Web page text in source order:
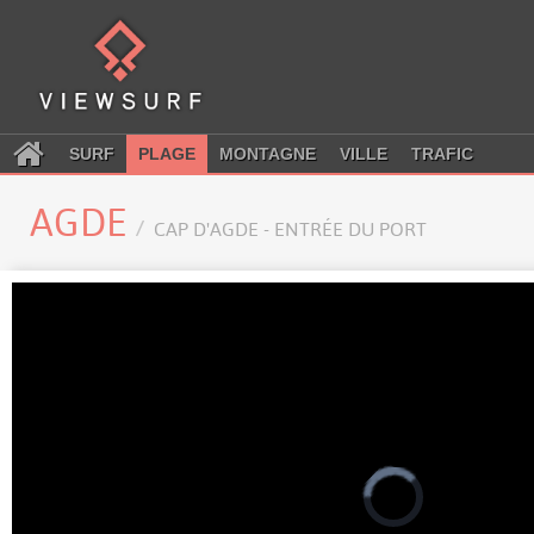
SURF PLAGE MONTAGNE VILLE TRAFIC
AGDE CAP D'AGDE - ENTRÉE DU PORT